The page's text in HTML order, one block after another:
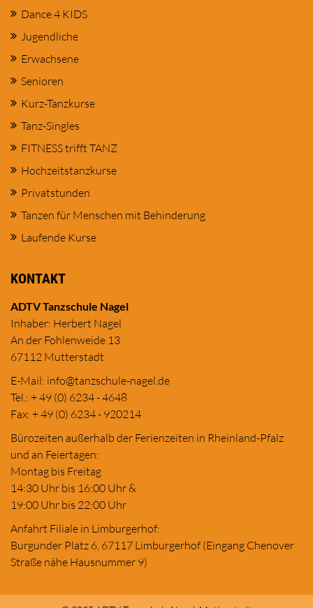
Dance 4 KIDS
Jugendliche
Erwachsene
Senioren
Kurz-Tanzkurse
Tanz-Singles
FITNESS trifft TANZ
Hochzeitstanzkurse
Privatstunden
Tanzen für Menschen mit Behinderung
Laufende Kurse
KONTAKT
ADTV Tanzschule Nagel
Inhaber: Herbert Nagel
An der Fohlenweide 13
67112 Mutterstadt
E-Mail: info@tanzschule-nagel.de
Tel.: + 49 (0) 6234 - 4648
Fax: + 49 (0) 6234 - 920214
Bürozeiten außerhalb der Ferienzeiten in Rheinland-Pfalz
und an Feiertagen:
Montag bis Freitag
14:30 Uhr bis 16:00 Uhr &
19:00 Uhr bis 22:00 Uhr
Anfahrt Filiale in Limburgerhof:
Burgunder Platz 6, 67117 Limburgerhof (Eingang Chenover
Straße nähe Hausnummer 9)